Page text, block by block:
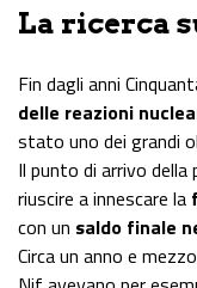
La ricerca
Fin dagli anni
delle reazioni
stato uno dei grandi
Il punto di arrivo
riuscire a innescare la
con un saldo finale
Circa un anno e